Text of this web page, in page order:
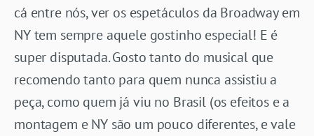
cá entre nós, ver os espetáculos da Broadway em
NY tem sempre aquele gostinho especial! E é
super disputada. Gosto tanto do musical que
recomendo tanto para quem nunca assistiu a
peça, como quem já viu no Brasil (os efeitos e a
montagem e NY são um pouco diferentes, e vale